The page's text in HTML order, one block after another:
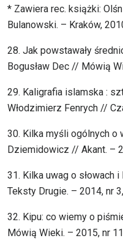
* Zawiera rec. książki:
Bulanowski. – Kraków,
28. Jak powstawały
Bogusław Dec // Mówią
29. Kaligrafia islamska :
Włodzimierz Fenrych //
30. Kilka myśli ogólnych o
Dziemidowicz // Akant. –
31. Kilka uwag o słowach
Teksty Drugie. – 2014, nr
32. Kipu: co wiemy o
Mówią Wieki. – 2015, nr